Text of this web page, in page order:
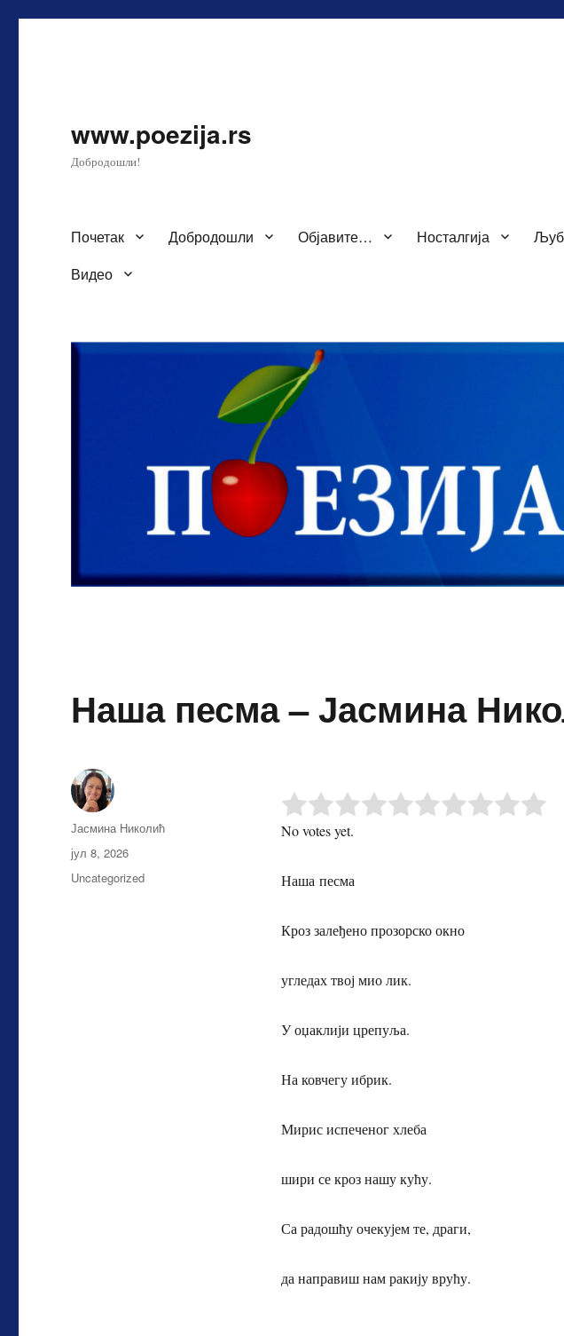
www.poezija.rs
Добродошли!
Почетак Добродошли Објавите… Носталгија
Видео
Наша песма – Јасмина
No votes yet.
Наша песма
Кроз залеђено прозорско окно
угледах твој мио лик.
У оџаклији црепуља.
На ковчегу ибрик.
Мирис испеченог хлеба
шири се кроз нашу кућу.
Са радошћу очекујем те, драги,
да направиш нам ракију врућу.
Аутор
Јасмина Николић
Објављено
јул 8, 2026
Категорије
Uncategorized